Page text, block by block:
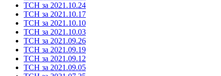
ТСН за 2021.10.24
ТСН за 2021.10.17
ТСН за 2021.10.10
ТСН за 2021.10.03
ТСН за 2021.09.26
ТСН за 2021.09.19
ТСН за 2021.09.12
ТСН за 2021.09.05